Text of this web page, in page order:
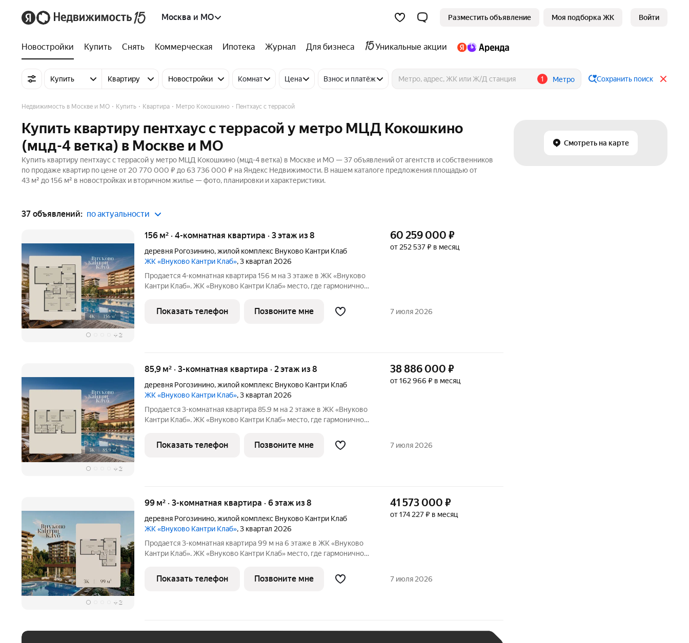
Москва и МО Разместить объявление Моя подборка ЖК Войти
Новостройки Купить Снять Коммерческая Ипотека Журнал Для бизнеса Уникальные акции
Купить Квартиру Новостройки Комнат Цена Взнос и платёж 1 Метро Сохранить поиск
Смотреть на карте
Недвижимость в Москве и МО Купить Квартира Метро Кокошкино Пентхаус с террасой
Купить квартиру пентхаус с террасой у метро МЦД Кокошкино
(мцд-4 ветка) в Москве и МО
Купить квартиру пентхаус с террасой у метро МЦД Кокошкино (мцд-4 ветка) в Москве и МО — 37 объявлений от агентств и собственников
по продаже квартир по цене от 20 770 000 ₽ до 63 736 000 ₽ на Яндекс Недвижимости. В нашем каталоге предложения площадью от
43 м² до 156 м² в новостройках и вторичном жилье — фото, планировки и характеристики.
37 объявлений: по актуальности
+ 2
156 м² · 4-комнатная квартира · 3 этаж из 8
деревня Рогозинино,жилой комплекс Внуково Кантри Клаб
ЖК «Внуково Кантри Клаб», 3 квартал 2026
Продается 4-комнатная квартира 156 м на 3 этаже в ЖК «Внуково
Кантри Клаб». ЖК «Внуково Кантри Клаб» место, где гармонично
мегаполиса. Пространство, созданное для тех, кто ценит
уединение,
60 259 000 ₽
от 252 537 ₽ в месяц
Показать телефон Позвоните мне 7 июля 2026
+ 2
85,9 м² · 3-комнатная квартира · 2 этаж из 8
деревня Рогозинино,жилой комплекс Внуково Кантри Клаб
ЖК «Внуково Кантри Клаб», 3 квартал 2026
Продается 3-комнатная квартира 85.9 м на 2 этаже в ЖК «Внуково
Кантри Клаб». ЖК «Внуково Кантри Клаб» место, где гармонично
мегаполиса. Пространство, созданное для тех, кто ценит
уединение,
38 886 000 ₽
от 162 966 ₽ в месяц
Показать телефон Позвоните мне 7 июля 2026
+ 2
99 м² · 3-комнатная квартира · 6 этаж из 8
деревня Рогозинино,жилой комплекс Внуково Кантри Клаб
ЖК «Внуково Кантри Клаб», 3 квартал 2026
Продается 3-комнатная квартира 99 м на 6 этаже в ЖК «Внуково
Кантри Клаб». ЖК «Внуково Кантри Клаб» место, где гармонично
мегаполиса. Пространство, созданное для тех, кто ценит
уединение,
41 573 000 ₽
от 174 227 ₽ в месяц
Показать телефон Позвоните мне 7 июля 2026